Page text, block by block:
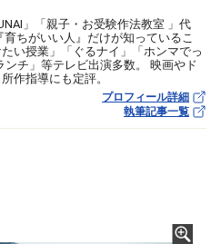
」「親子・お受験作法教室 」代
ちがいい人』だけが知っているこ
い授業」「ぐるナイ」「ホンマでっ
チ」等テレビ出演多数。 映画やド
作指導にも定評。
プロフィール詳細
執筆記事一覧